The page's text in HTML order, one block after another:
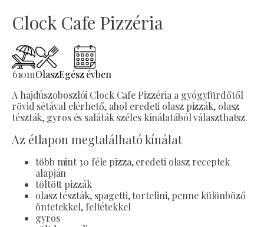
Clock Cafe Pizzéria
610mOlaszEgész évben
A hajdúszoboszlói Clock Cafe Pizzéria a gyógyfürdőtől
rövid sétával elérhető, ahol eredeti olasz pizzák, olasz
tészták, gyros és saláták széles kínálatából választhatsz.
Az étlapon megtalálható kínálat
több mint 30 féle pizza, eredeti olasz receptek
alapján
töltött pizzák
olasz tészták, spagetti, tortelini, penne különböző
öntetekkel, feltétekkel
gyros